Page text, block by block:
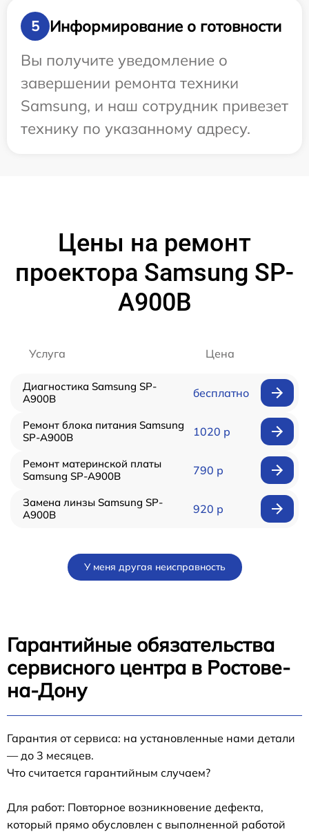
5
Информирование о готовности
Вы получите уведомление о
завершении ремонта техники
Samsung, и наш сотрудник привезет
технику по указанному адресу.
Цены на ремонт
проектора Samsung SP-
A900B
Услуга Цена
Диагностика Samsung SP-
A900B
бесплатно
Ремонт блока питания Samsung
SP-A900B
1020 р
Ремонт материнской платы
Samsung SP-A900B
790 р
Замена линзы Samsung SP-
A900B
920 р
У меня другая неисправность
Гарантийные обязательства
сервисного центра в Ростове-
на-Дону
Гарантия от сервиса: на установленные нами детали
— до 3 месяцев.
Что считается гарантийным случаем?
Для работ: Повторное возникновение дефекта,
который прямо обусловлен с выполненной работой